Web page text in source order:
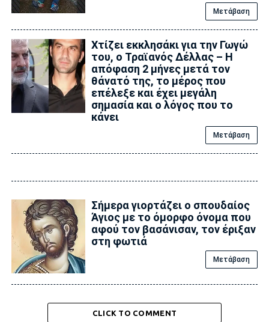
Μετάβαση
Xτίζει εκκλησάκι για την Γωγώ
του, ο Τραϊανός Δέλλας – Η
απόφαση 2 μήνες μετά τον
θάνατό της, το μέρος που
επέλεξε και έχει μεγάλη
σημασία και ο λόγος που το
κάνει
Μετάβαση
Σήμερα γιορτάζει ο σπουδαίος
Άγιος με το όμορφο όνομα που
αφού τον βασάνισαν, τον έριξαν
στη φωτιά
Μετάβαση
CLICK TO COMMENT